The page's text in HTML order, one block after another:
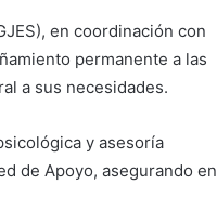
en coordinación con
permanente a las
a sus necesidades.
y asesoría
de Apoyo, asegurando en